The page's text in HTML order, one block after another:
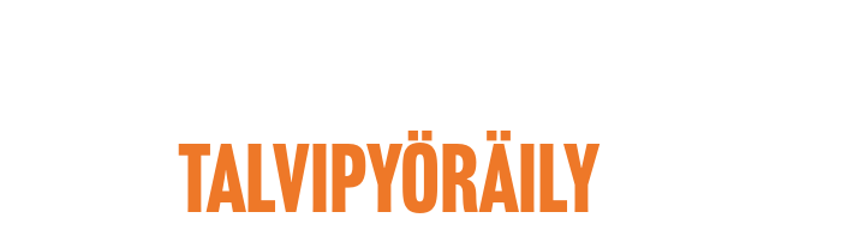
Talvipyöräily